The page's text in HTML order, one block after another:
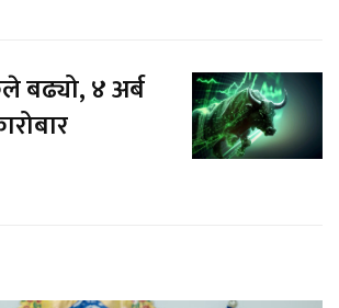
बढ्यो, ४ अर्ब